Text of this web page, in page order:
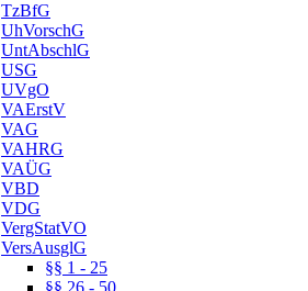
TzBfG
UhVorschG
UntAbschlG
USG
UVgO
VAErstV
VAG
VAHRG
VAÜG
VBD
VDG
VergStatVO
VersAusglG
§§ 1 - 25
§§ 26 - 50